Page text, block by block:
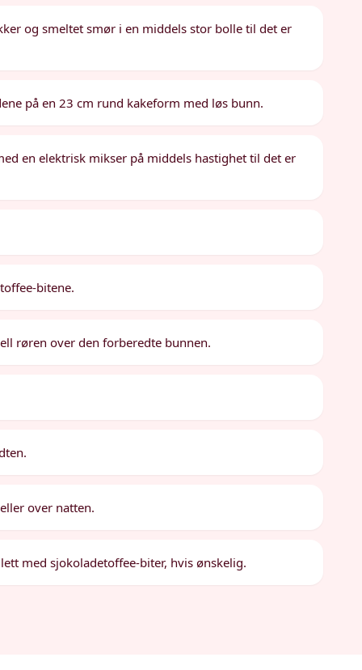
og smeltet smør i en middels stor bolle til det er
på en 23 cm rund kakeform med løs bunn.
en elektrisk mikser på middels hastighet til det er
bitene.
røren over den forberedte bunnen.
over natten.
med sjokoladetoffee-biter, hvis ønskelig.